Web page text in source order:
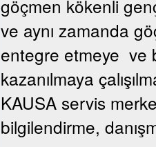
göçmen kökenli
ve aynı zamanda
entegre etmeye ve
kazanılmaya
KAUSA servis
bilgilendirme,